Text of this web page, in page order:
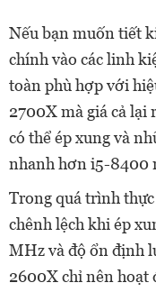
Nếu bạn muốn tiết
chính vào các linh
toàn phù hợp với
2700X mà giá cả lại
có thể ép xung và
nhanh hơn i5-8400
Trong quá trình
chênh lệch khi ép
MHz và độ ổn định
2600X chỉ nên hoạt